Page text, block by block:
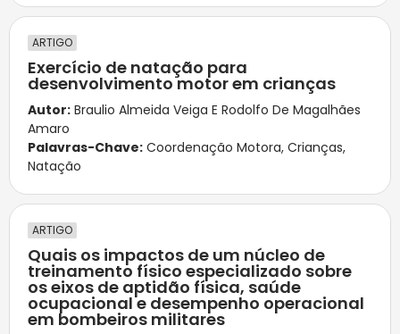
ARTIGO
Exercício de natação para
desenvolvimento motor em crianças
Autor: Braulio Almeida Veiga E Rodolfo De Magalhães
Amaro
Palavras-Chave: Coordenação Motora, Crianças,
Natação
ARTIGO
Quais os impactos de um núcleo de
treinamento físico especializado sobre
os eixos de aptidão física, saúde
ocupacional e desempenho operacional
em bombeiros militares